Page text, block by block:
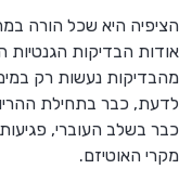
הציפיה היא שכל הורה
אודות הבדיקות הגנטיות
מהבדיקות נעשות רק
לדעת, כבר בתחילת
כבר בשלב העוברי,
מקרי האוטיזם.